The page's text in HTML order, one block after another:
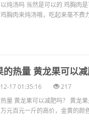
炖汤吗 当然是可以的 鸡胸肉
胸肉来炖汤哦，吃起来毫不费
的热量 黄龙果可以减
17 01:35:16
217
量 黄龙果可以减肥吗？ 黄龙
元百元一斤的高价，金黄的颜